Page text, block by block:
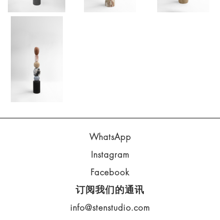
WhatsApp
Instagram
Facebook
订阅我们的通讯
info@stenstudio.com